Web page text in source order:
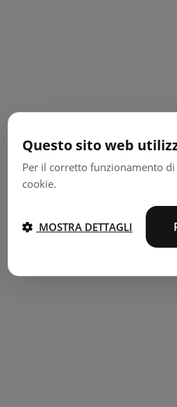
Questo sito web
Per il corretto funzionamento
cookie.
MOSTRA DETTAGLI